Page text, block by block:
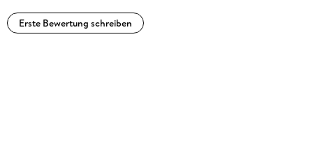
Erste Bewertung schreiben